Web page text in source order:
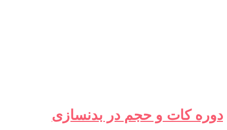
دوره کات و حجم در بدنسازی